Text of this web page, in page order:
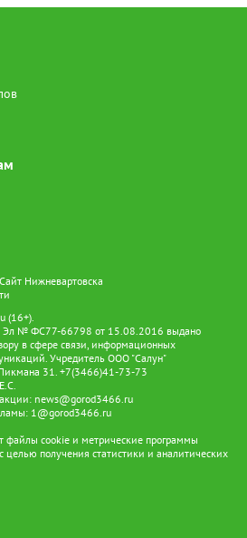
Нижневартовска
(16+).
Эл № ФС77-66798 от 15.08.2016 выдано
в сфере связи, информационных
Учредитель ООО "Салун"
31. +7(3466)41-73-73
news@gorod3466.ru
1@gorod3466.ru
файлы cookie и метрические программы
получения статистики и аналитических